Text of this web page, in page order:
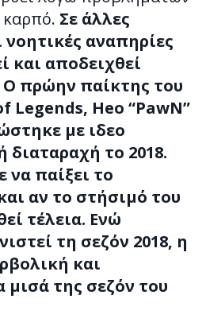
Σε άλλες
αναπηρίες
και αποδειχθεί
Ο πρώην παίκτης του
Legends, Heo “PawN”
με ιδεο
διαταραχή το 2018.
να παίξει το
αν το στήσιμό του
τέλεια. Ενώ
τη σεζόν 2018, η
και
της σεζόν του